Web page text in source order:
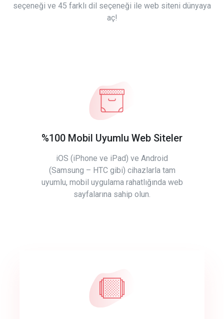
seçeneği ve 45 farklı dil seçeneği ile web siteni dünyaya
aç!
%100 Mobil Uyumlu Web Siteler
iOS (iPhone ve iPad) ve Android
(Samsung – HTC gibi) cihazlarla tam
uyumlu, mobil uygulama rahatlığında web
sayfalarına sahip olun.